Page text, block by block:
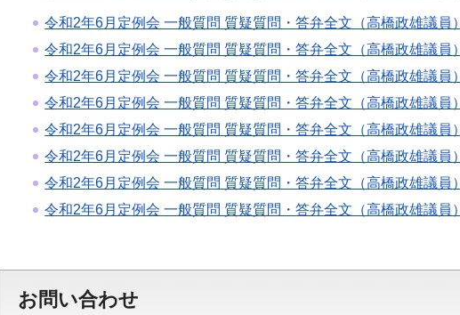
令和2年6月定例会 一般質問 質疑質問・答弁全文（高橋政雄議員）
令和2年6月定例会 一般質問 質疑質問・答弁全文（高橋政雄議員）
令和2年6月定例会 一般質問 質疑質問・答弁全文（高橋政雄議員）
令和2年6月定例会 一般質問 質疑質問・答弁全文（高橋政雄議員）
令和2年6月定例会 一般質問 質疑質問・答弁全文（高橋政雄議員）
令和2年6月定例会 一般質問 質疑質問・答弁全文（高橋政雄議員）
令和2年6月定例会 一般質問 質疑質問・答弁全文（高橋政雄議員）
令和2年6月定例会 一般質問 質疑質問・答弁全文（高橋政雄議員）
お問い合わせ